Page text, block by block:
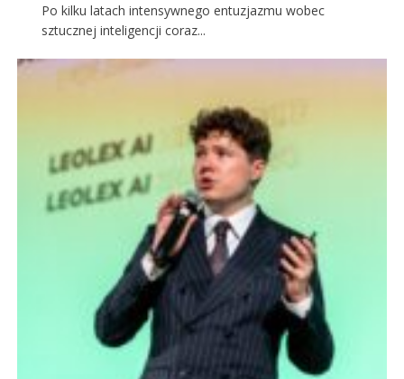
Po kilku latach intensywnego entuzjazmu wobec
sztucznej inteligencji coraz...